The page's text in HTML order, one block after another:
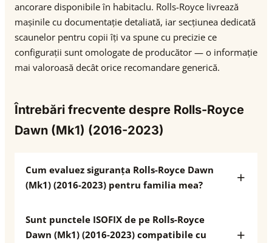
ancorare disponibile în habitaclu. Rolls-Royce livrează
mașinile cu documentație detaliată, iar secțiunea dedicată
scaunelor pentru copii îți va spune cu precizie ce
configurații sunt omologate de producător — o informație
mai valoroasă decât orice recomandare generică.
Întrebări frecvente despre Rolls-Royce
Dawn (Mk1) (2016-2023)
Cum evaluez siguranța Rolls-Royce Dawn
(Mk1) (2016-2023) pentru familia mea?
Sunt punctele ISOFIX de pe Rolls-Royce
Dawn (Mk1) (2016-2023) compatibile cu